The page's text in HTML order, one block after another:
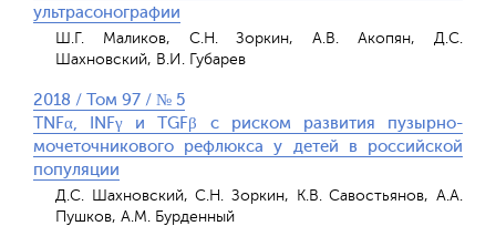
ультрасонографии
Ш.Г. Маликов, С.Н. Зоркин, А.В. Акопян, Д.С.
Шахновский, В.И. Губарев
2018 / Том 97 / № 5
TNFα, INFγ и TGFβ с риском развития пузырно-
мочеточникового рефлюкса у детей в российской
популяции
Д.С. Шахновский, С.Н. Зоркин, К.В. Савостьянов, А.А.
Пушков, А.М. Бурденный